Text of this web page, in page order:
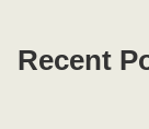
Recent